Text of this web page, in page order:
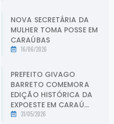
NOVA SECRETÁRIA DA
MULHER TOMA POSSE EM
CARAÚBAS
16/06/2026
PREFEITO GIVAGO
BARRETO COMEMORA
EDIÇÃO HISTÓRICA DA
EXPOESTE EM CARAÚ...
31/05/2026